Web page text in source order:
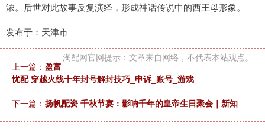
浓。后世对此故事反复演绎，形成神话传说中的西王母形象。
发布于：天津市
淘配网官网提示：文章来自网络，不代表本站观点。
上一篇： 盈富
忧配 穿越火线十年封号解封技巧_申诉_账号_游戏
下一篇： 扬帆配资 千秋节宴：影响千年的皇帝生日聚会｜新知